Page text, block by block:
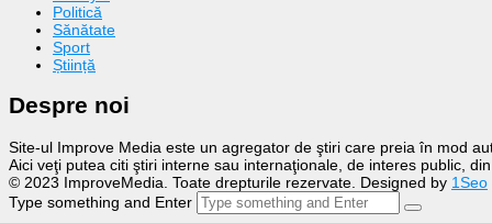
Politică
Sănătate
Sport
Știință
Despre noi
Site-ul Improve Media este un agregator de ştiri care preia în mod
Aici veţi putea citi ştiri interne sau internaţionale, de interes public,
© 2023 ImproveMedia. Toate drepturile rezervate. Designed by 1Seo
Type something and Enter